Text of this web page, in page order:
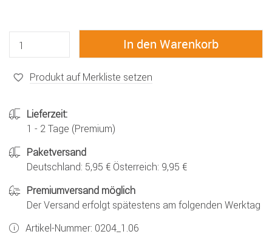
Produkt auf Merkliste setzen
Lieferzeit:
1 - 2 Tage (Premium)
Paketversand
Deutschland: 5,95 € Österreich: 9,95 €
Premiumversand möglich
Der Versand erfolgt spätestens am folgenden Werktag
Artikel-Nummer: 0204_1.06